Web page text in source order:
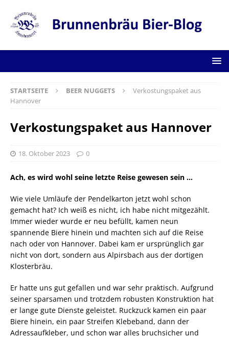
STARTSEITE BEER NUGGETS
Verkostungspaket aus
Hannover
Verkostungspaket aus Hannover
18. Oktober 2023 0
Ach, es wird wohl seine letzte Reise gewesen sein …
Wie viele Umläufe der Pendelkarton jetzt wohl schon
gemacht hat? Ich weiß es nicht, ich habe nicht mitgezählt.
Immer wieder wurde er neu befüllt, kamen neun
spannende Biere hinein und machten sich auf die Reise
nach oder von Hannover. Dabei kam er ursprünglich gar
nicht von dort, sondern aus Alpirsbach aus der dortigen
Klosterbräu.
Er hatte uns gut gefallen und war sehr praktisch. Aufgrund
seiner sparsamen und trotzdem robusten Konstruktion hat
er lange gute Dienste geleistet. Ruckzuck kamen ein paar
Biere hinein, ein paar Streifen Klebeband, dann der
Adressaufkleber, und schon war alles bruchsicher und